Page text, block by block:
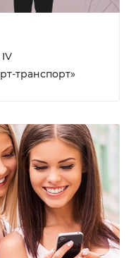
транспорт»